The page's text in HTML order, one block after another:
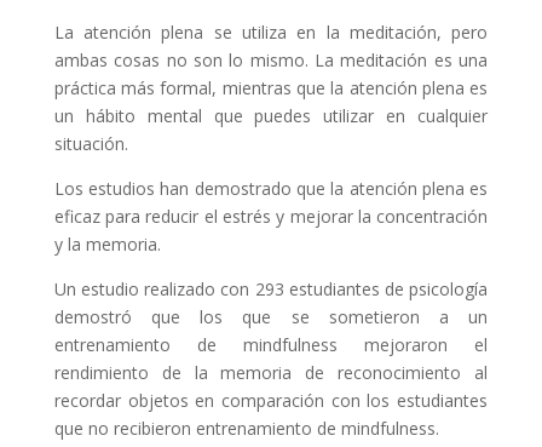
La atención plena se utiliza en la meditación, pero
ambas cosas no son lo mismo. La meditación es una
práctica más formal, mientras que la atención plena es
un hábito mental que puedes utilizar en cualquier
situación.
Los estudios han demostrado que la atención plena es
eficaz para reducir el estrés y mejorar la concentración
y la memoria.
Un estudio realizado con 293 estudiantes de psicología
demostró que los que se sometieron a un
entrenamiento de mindfulness mejoraron el
rendimiento de la memoria de reconocimiento al
recordar objetos en comparación con los estudiantes
que no recibieron entrenamiento de mindfulness.